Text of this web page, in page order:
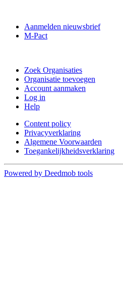
Aanmelden nieuwsbrief
M-Pact
Zoek Organisaties
Organisatie toevoegen
Account aanmaken
Log in
Help
Content policy
Privacyverklaring
Algemene Voorwaarden
Toegankelijkheidsverklaring
Powered by Deedmob tools